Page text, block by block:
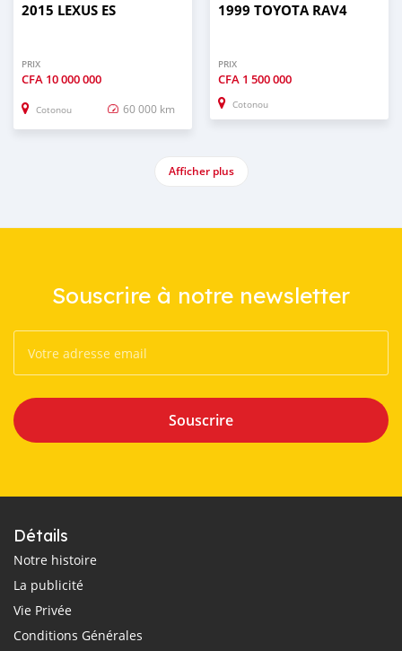
2015 LEXUS ES
PRIX
CFA 10 000 000
Cotonou 60 000 km
1999 TOYOTA RAV4
PRIX
CFA 1 500 000
Cotonou
Afficher plus
Souscrire à notre newsletter
Souscrire
Détails
Notre histoire
La publicité
Vie Privée
Conditions Générales